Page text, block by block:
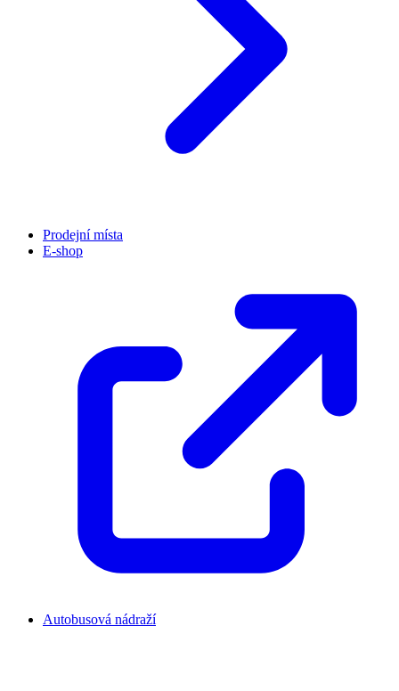
Prodejní místa
E-shop
Autobusová nádraží